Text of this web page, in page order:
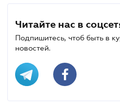
Читайте нас в
Подпишитесь, чтоб быть в
новостей.